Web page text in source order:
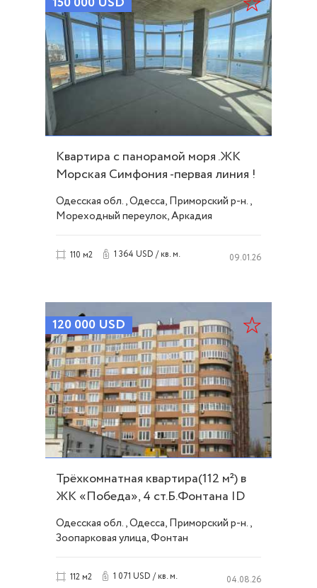
Квартира с панорамой моря .ЖК
Морская Симфония -первая линия !
ID 53580
Одесская обл., Одесса, Приморский р-н.,
Мореходный переулок, Аркадия
110 м2 1 364 USD / кв. м. 09.01.26
120 000 USD
Трёхкомнатная квартира(112 м²) в
ЖК «Победа», 4 ст.Б.Фонтана ID
54353
Одесская обл., Одесса, Приморский р-н.,
Зоопарковая улица, Фонтан
112 м2 1 071 USD / кв. м. 04.08.26